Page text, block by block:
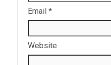
Email *
Website